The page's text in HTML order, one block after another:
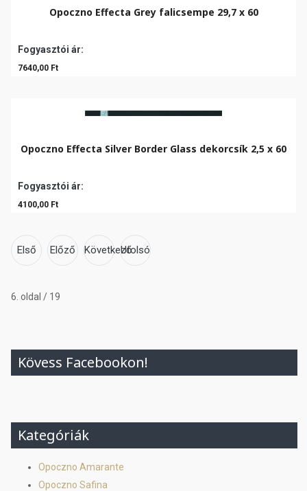
Opoczno Effecta Grey falicsempe 29,7 x 60
Fogyasztói ár:
7640,00 Ft
Opoczno Effecta Silver Border Glass dekorcsík 2,5 x 60
Fogyasztói ár:
4100,00 Ft
Első Előző KövetkezőUtolsó
6. oldal / 19
Kövess Facebookon!
Kategóriák
Opoczno Amarante
Opoczno Safina